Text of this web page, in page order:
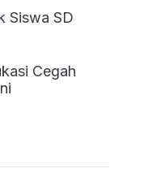
Siswa SD
Cegah